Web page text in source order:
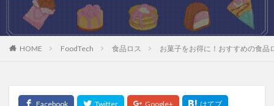
HOME FoodTech 食品ロス お菓子をお得に！おすすめの食